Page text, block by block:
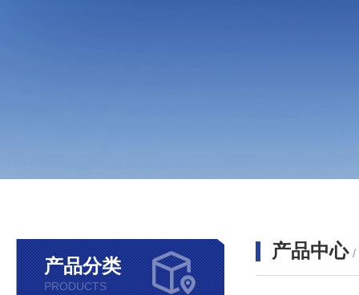
产品分类
PRODUCTS
产品中心 /